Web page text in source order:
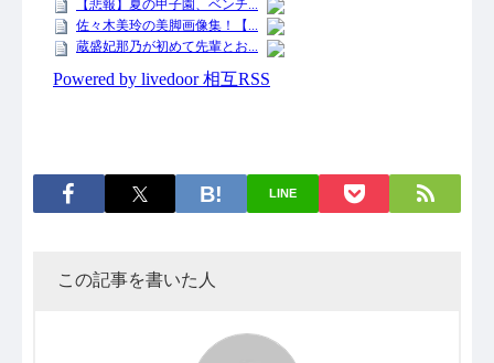
LINE
この記事を書いた人